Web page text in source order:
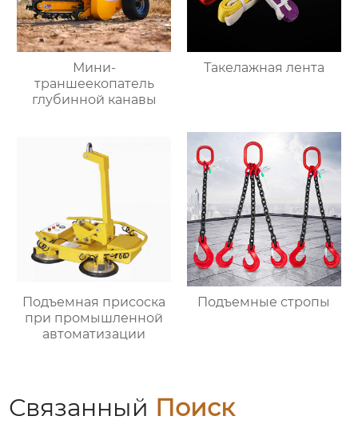
Мини-
траншеекопатель
глубинной канавы
Такелажная лента
Подъемная присоска
при промышленной
автоматизации
Подъемные стропы
Связанный Поиск